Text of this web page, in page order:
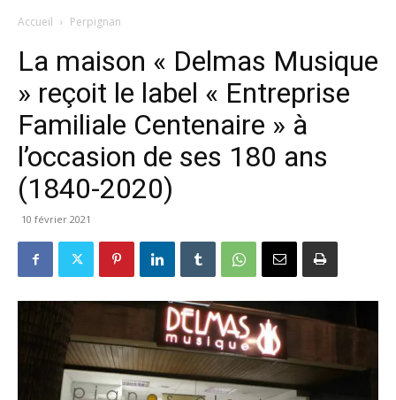
Accueil Perpignan
La maison « Delmas Musique
» reçoit le label « Entreprise
Familiale Centenaire » à
l’occasion de ses 180 ans
(1840-2020)
10 février 2021